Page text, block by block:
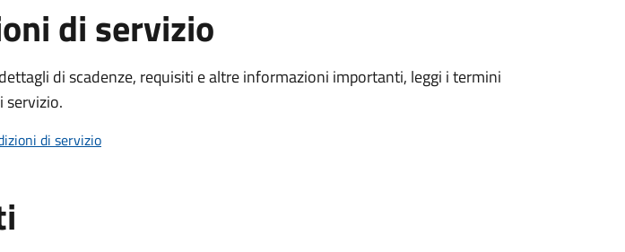
di servizio
di scadenze, requisiti e altre informazioni importanti, leggi i termini
servizio.
di servizio